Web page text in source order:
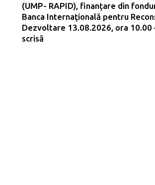
(UMP- RAPID), finanțare din
Banca Internaţională pentru
Dezvoltare 13.08.2026, ora 10.00
scrisă